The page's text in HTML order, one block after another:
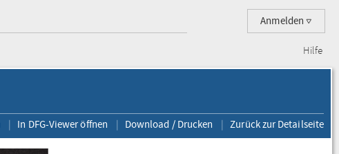
Anmelden
Hilfe
In DFG-Viewer öffnen Download / Drucken Zurück zur Detailseite